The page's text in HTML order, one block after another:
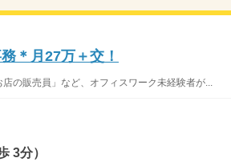
＊月27万＋交！
の販売員」など、オフィスワーク未経験者が...
3分）